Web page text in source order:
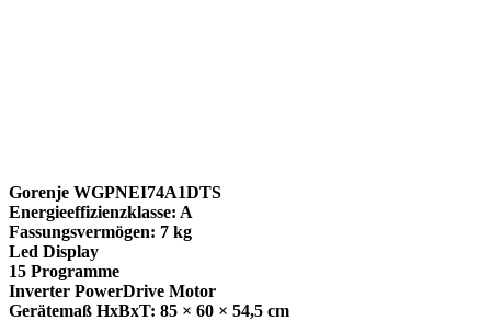
Gorenje WGPNEI74A1DTS
Energieeffizienzklasse: A
Fassungsvermögen: 7 kg
Led Display
15 Programme
Inverter PowerDrive Motor
Gerätemaß HxBxT: 85 × 60 × 54,5 cm